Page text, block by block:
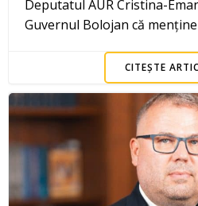
Deputatul AUR Cristina-
Guvernul Bolojan că
CITEȘTE